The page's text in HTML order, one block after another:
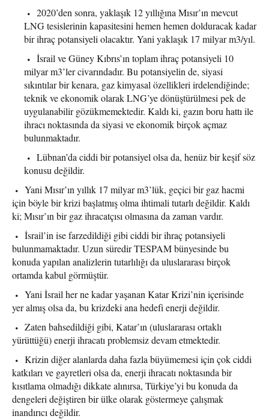
2020’den sonra, yaklaşık 12 yıllığına Mısır’ın mevcut
LNG tesislerinin kapasitesini hemen hemen dolduracak kadar
bir ihraç potansiyeli olacaktır. Yani yaklaşık 17 milyar m3/yıl.
İsrail ve Güney Kıbrıs’ın toplam ihraç potansiyeli 10
milyar m3’ler civarındadır. Bu potansiyelin de, siyasi
sıkıntılar bir kenara, gaz kimyasal özellikleri irdelendiğinde;
teknik ve ekonomik olarak LNG’ye dönüştürülmesi pek de
uygulanabilir gözükmemektedir. Kaldı ki, gazın boru hattı ile
ihracı noktasında da siyasi ve ekonomik birçok açmaz
bulunmaktadır.
Lübnan’da ciddi bir potansiyel olsa da, henüz bir keşif söz
konusu değildir.
Yani Mısır’ın yıllık 17 milyar m3’lük, geçici bir gaz hacmi
için böyle bir krizi başlatmış olma ihtimali tutarlı değildir. Kaldı
ki; Mısır’ın bir gaz ihracatçısı olmasına da zaman vardır.
İsrail’in ise farzedildiği gibi ciddi bir ihraç potansiyeli
bulunmamaktadır. Uzun süredir TESPAM bünyesinde bu
konuda yapılan analizlerin tutarlılığı da uluslararası birçok
ortamda kabul görmüştür.
Yani İsrail her ne kadar yaşanan Katar Krizi’nin içerisinde
yer almış olsa da, bu krizdeki ana hedefi enerji değildir.
Zaten bahsedildiği gibi, Katar’ın (uluslararası ortaklı
yürüttüğü) enerji ihracatı problemsiz devam etmektedir.
Krizin diğer alanlarda daha fazla büyümemesi için çok ciddi
katkıları ve gayretleri olsa da, enerji ihracatı noktasında bir
kısıtlama olmadığı dikkate alınırsa, Türkiye’yi bu konuda da
dengeleri değiştiren bir ülke olarak göstermeye çalışmak
inandırıcı değildir.